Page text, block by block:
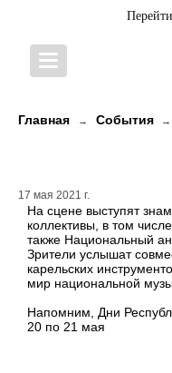
Главная → События →
17 мая 2021 г.
На сцене выступят
коллективы, в том
также Национальный
Зрители услышат
карельских
мир национальной
Напомним, Дни
20 по 21 мая